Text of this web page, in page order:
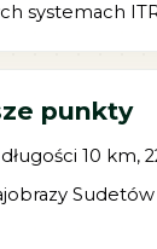
systemach
punkty
10 km,